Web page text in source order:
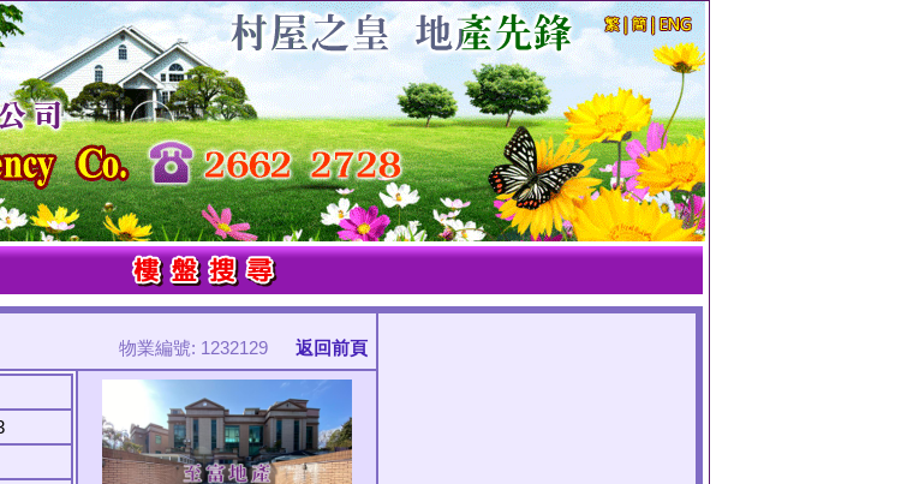
物業編號: 1232129 返回前頁